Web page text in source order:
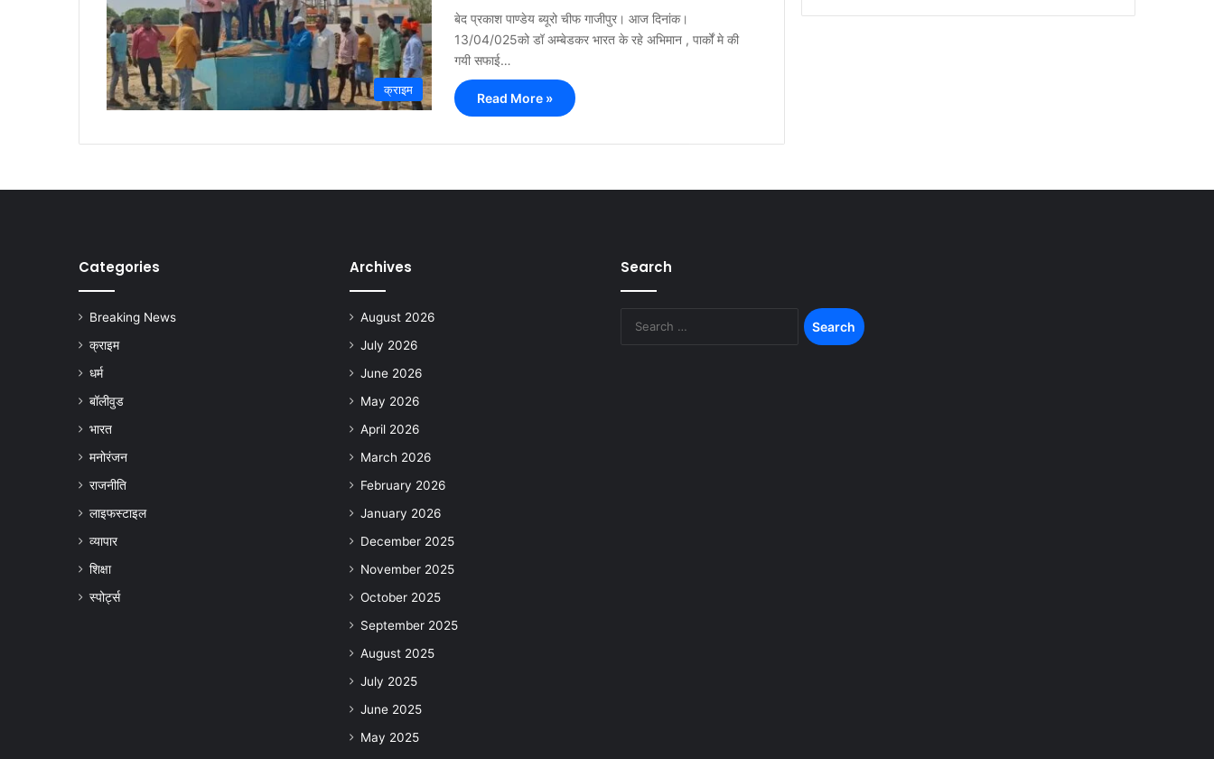
क्राइम
बेद प्रकाश पाण्डेय ब्यूरो चीफ गाजीपुर। आज दिनांक।
13/04/025को डॉ अम्बेडकर भारत के रहे अभिमान , पार्कों मे की
गयी सफाई…
Read More »
Categories
Breaking News
क्राइम
धर्म
बॉलीवुड
भारत
मनोरंजन
राजनीति
लाइफस्टाइल
व्यापार
शिक्षा
स्पोर्ट्स
Archives
August 2026
July 2026
June 2026
May 2026
April 2026
March 2026
February 2026
January 2026
December 2025
November 2025
October 2025
September 2025
August 2025
July 2025
June 2025
May 2025
Search